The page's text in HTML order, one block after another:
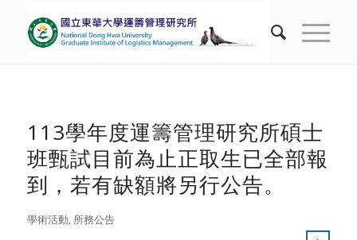
113學年度運籌管理研究所碩士
班甄試目前為止正取生已全部報
到，若有缺額將另行公告。
學術活動, 所務公告